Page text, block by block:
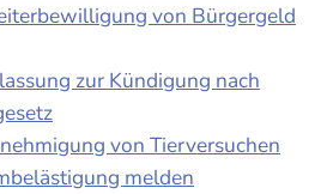
von Bürgergeld
zur Kündigung nach
von Tierversuchen
melden